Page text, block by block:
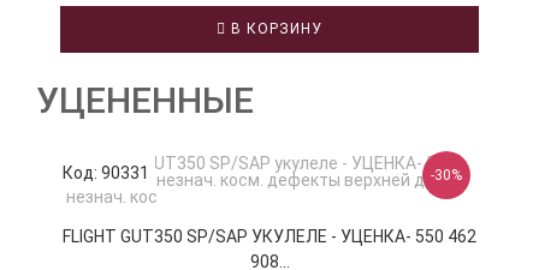
В КОРЗИНУ
УЦЕНЕННЫЕ
Код: 90331 -30%
FLIGHT GUT350 SP/SAP УКУЛЕЛЕ - УЦЕНКА- 550 462
908...